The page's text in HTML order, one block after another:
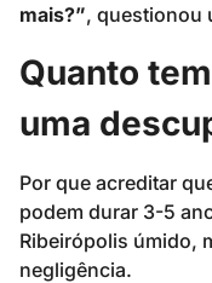
mais?”, questionou
Quanto
uma
Por que acreditar
podem durar 3-5
Ribeirópolis úmido,
negligência.